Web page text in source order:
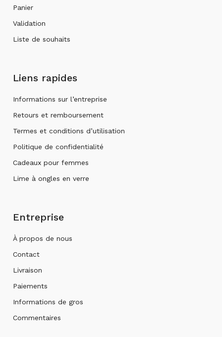
Panier
Validation
Liste de souhaits
Liens rapides
Informations sur l’entreprise
Retours et remboursement
Termes et conditions d’utilisation
Politique de confidentialité
Cadeaux pour femmes
Lime à ongles en verre
Entreprise
À propos de nous
Contact
Livraison
Paiements
Informations de gros
Commentaires